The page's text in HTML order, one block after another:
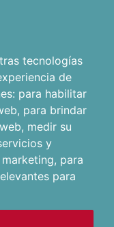
tecnologías
de
para habilitar
, para brindar
, medir su
y
, para
para